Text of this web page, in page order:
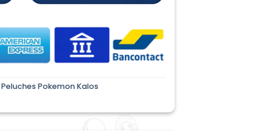
Peluches Pokemon Kalos